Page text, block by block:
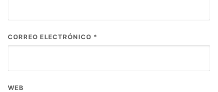
CORREO ELECTRÓNICO *
WEB